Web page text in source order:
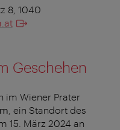
8, 1040
Geschehen
im Wiener Prater
, ein Standort des
15. März 2024 an